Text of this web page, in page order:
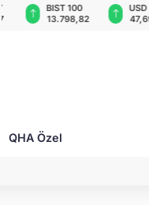
BIST 100
13.798,82
USD
47,6949
QHA Özel